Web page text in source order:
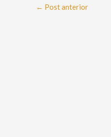
← Post anterior